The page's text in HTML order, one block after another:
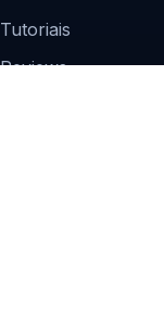
Tutoriais
Reviews